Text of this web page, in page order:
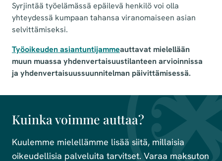
Syrjintää työelämässä epäilevä henkilö voi olla
yhteydessä kumpaan tahansa viranomaiseen asian
selvittämiseksi.
Työoikeuden asiantuntijammeauttavat mielellään
muun muassa yhdenvertaisuustilanteen arvioinnissa
ja yhdenvertaisuussuunnitelman päivittämisessä.
Kuinka voimme auttaa?
Kuulemme mielellämme lisää siitä, millaisia
oikeudellisia palveluita tarvitset. Varaa maksuton